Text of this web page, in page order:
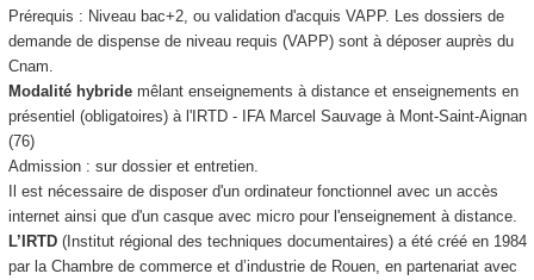
Prérequis : Niveau bac+2, ou validation d'acquis VAPP. Les dossiers de
demande de dispense de niveau requis (VAPP) sont à déposer auprès du
Cnam.
Modalité hybride mêlant enseignements à distance et enseignements en
présentiel (obligatoires) à l'IRTD - IFA Marcel Sauvage à Mont-Saint-Aignan
(76)
Admission : sur dossier et entretien.
Il est nécessaire de disposer d'un ordinateur fonctionnel avec un accès
internet ainsi que d'un casque avec micro pour l'enseignement à distance.
L’IRTD (Institut régional des techniques documentaires) a été créé en 1984
par la Chambre de commerce et d’industrie de Rouen, en partenariat avec